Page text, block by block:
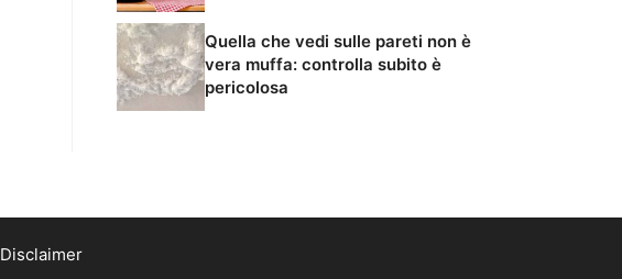
Quella che vedi sulle pareti non è
vera muffa: controlla subito è
pericolosa
Disclaimer